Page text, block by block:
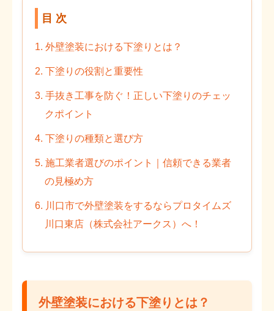
目 次
1. 外壁塗装における下塗りとは？
2. 下塗りの役割と重要性
3. 手抜き工事を防ぐ！正しい下塗りのチェッ
クポイント
4. 下塗りの種類と選び方
5. 施工業者選びのポイント｜信頼できる業者
の見極め方
6. 川口市で外壁塗装をするならプロタイムズ
川口東店（株式会社アークス）へ！
外壁塗装における下塗りとは？